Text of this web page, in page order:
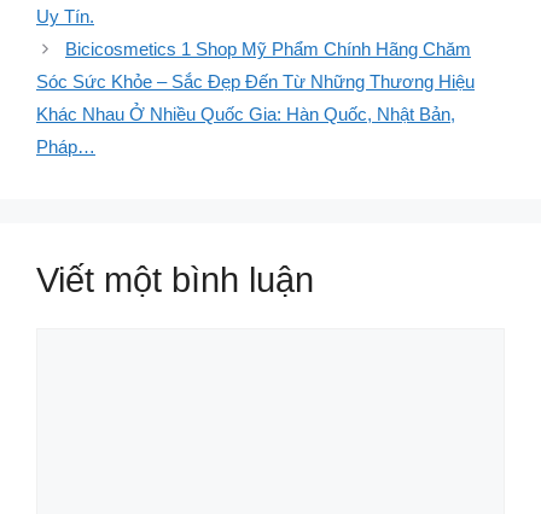
Uy Tín.
Bicicosmetics 1 Shop Mỹ Phẩm Chính Hãng Chăm
Sóc Sức Khỏe – Sắc Đẹp Đến Từ Những Thương Hiệu
Khác Nhau Ở Nhiều Quốc Gia: Hàn Quốc, Nhật Bản,
Pháp…
Viết một bình luận